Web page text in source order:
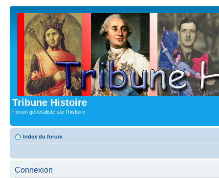
Tribune Histoire
Forum généraliste sur l'histoire
Index du forum
Connexion